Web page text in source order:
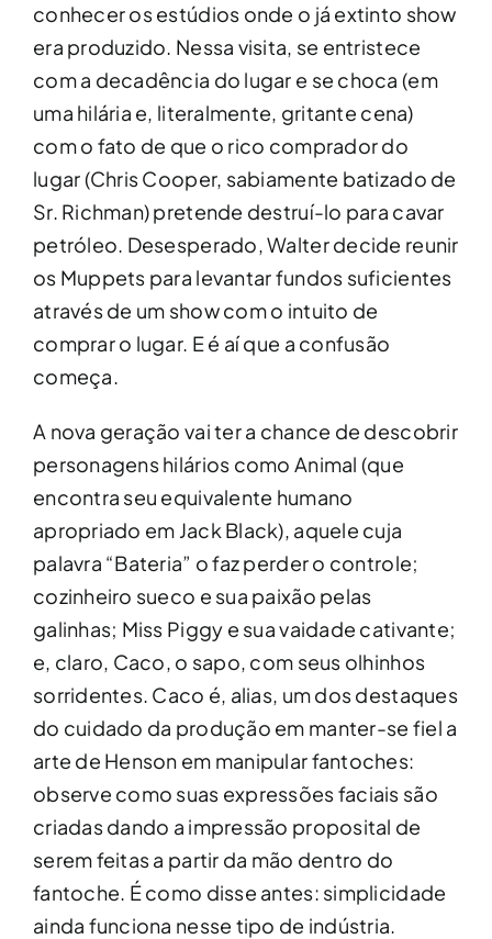
conhecer os estúdios onde o já extinto show
era produzido. Nessa visita, se entristece
com a decadência do lugar e se choca (em
uma hilária e, literalmente, gritante cena)
com o fato de que o rico comprador do
lugar (Chris Cooper, sabiamente batizado de
Sr. Richman) pretende destruí-lo para cavar
petróleo. Desesperado, Walter decide reunir
os Muppets para levantar fundos suficientes
através de um show com o intuito de
comprar o lugar. E é aí que a confusão
começa.
A nova geração vai ter a chance de descobrir
personagens hilários como Animal (que
encontra seu equivalente humano
apropriado em Jack Black), aquele cuja
palavra “Bateria” o faz perder o controle;
cozinheiro sueco e sua paixão pelas
galinhas; Miss Piggy e sua vaidade cativante;
e, claro, Caco, o sapo, com seus olhinhos
sorridentes. Caco é, alias, um dos destaques
do cuidado da produção em manter-se fiel a
arte de Henson em manipular fantoches:
observe como suas expressões faciais são
criadas dando a impressão proposital de
serem feitas a partir da mão dentro do
fantoche. É como disse antes: simplicidade
ainda funciona nesse tipo de indústria.